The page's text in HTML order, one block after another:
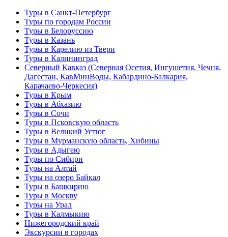
Туры в Санкт-Петербург
Туры по городам России
Туры в Белоруссию
Туры в Казань
Туры в Карелию из Твери
Туры в Калининград
Северный Кавказ (Северная Осетия, Ингушетия, Чечня,
Дагестан, КавМинВоды, Кабардино-Балкария,
Карачаево-Черкесия)
Туры в Крым
Туры в Абхазию
Туры в Сочи
Туры в Псковскую область
Туры в Великий Устюг
Туры в Мурманскую область, Хибины
Туры в Адыгею
Туры по Сибири
Туры на Алтай
Туры на озеро Байкал
Туры в Башкирию
Туры в Москву
Туры на Урал
Туры в Калмыкию
Нижегородский край
Экскурсии в городах